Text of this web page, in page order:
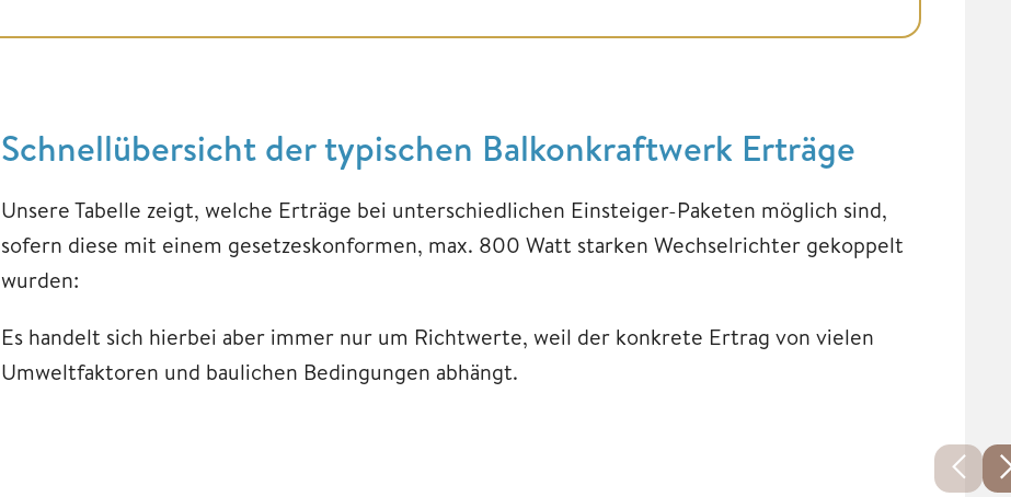
Schnellübersicht der typischen Balkonkraftwerk Erträge
Unsere Tabelle zeigt, welche Erträge bei unterschiedlichen Einsteiger-Paketen möglich sind,
sofern diese mit einem gesetzeskonformen, max. 800 Watt starken Wechselrichter gekoppelt
wurden:
Es handelt sich hierbei aber immer nur um Richtwerte, weil der konkrete Ertrag von vielen
Umweltfaktoren und baulichen Bedingungen abhängt.